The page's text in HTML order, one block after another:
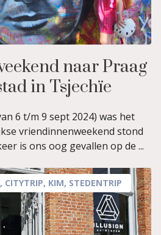
naar Praag
in Tsjechïe
6 t/m 9 sept 2024) was het
vriendinnenweekend stond
is ons oog gevallen op de ...
, CITYTRIP, KIM, STEDENTRIP